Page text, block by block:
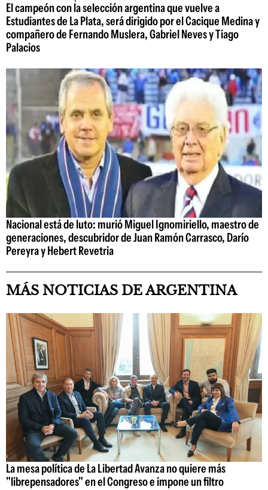
El campeón con la selección argentina que vuelve a
Estudiantes de La Plata, será dirigido por el Cacique Medina y
compañero de Fernando Muslera, Gabriel Neves y Tiago
Palacios
Nacional está de luto: murió Miguel Ignomiriello, maestro de
generaciones, descubridor de Juan Ramón Carrasco, Darío
Pereyra y Hebert Revetria
MÁS NOTICIAS DE ARGENTINA
La mesa política de La Libertad Avanza no quiere más
"librepensadores" en el Congreso e impone un filtro